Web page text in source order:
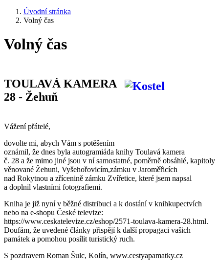
Úvodní stránka
Volný čas
Volný čas
TOULAVÁ KAMERA
28 - Žehuň
Vážení přátelé,
dovolte mi, abych Vám s potěšením
oznámil, že dnes byla autogramiáda knihy Toulavá kamera
č. 28 a že mimo jiné jsou v ní samostatné, poměrně obsáhlé, kapitoly
věnované Žehuni, Vyšehořovicím,zámku v Jaroměřicích
nad Rokytnou a zřícenině zámku Zvířetice, které jsem napsal
a doplnil vlastními fotografiemi.
Kniha je již nyní v běžné distribuci a k dostání v knihkupectvích
nebo na e-shopu České televize:
https://www.ceskatelevize.cz/eshop/2571-toulava-kamera-28.html.
Doufám, že uvedené články přispějí k další propagaci vašich
památek a pomohou posílit turistický ruch.
S pozdravem Roman Šulc, Kolín, www.cestyapamatky.cz